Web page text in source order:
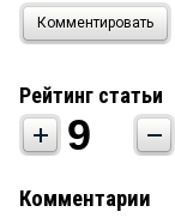
Комментировать
Рейтинг статьи
9
Комментарии